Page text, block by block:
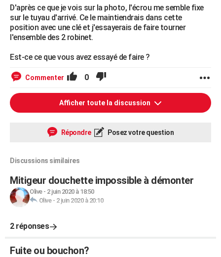
D'après ce que je vois sur la photo, l'écrou me semble fixe
sur le tuyau d'arrivé. Ce le maintiendrais dans cette
position avec une clé et j'essayerais de faire tourner
l'ensemble des 2 robinet.
Est-ce ce que vous avez essayé de faire ?
Commenter 0
Afficher toute la discussion
Répondre Posez votre question
Discussions similaires
Mitigeur douchette impossible à démonter
Olive- 2 juin 2020 à 18:50
Olive- 2 juin 2020 à 20:10
2 réponses
Fuite ou bouchon?